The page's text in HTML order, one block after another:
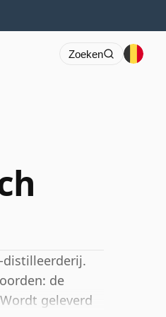
Zoeken
distilleerderij.
de
geleverd